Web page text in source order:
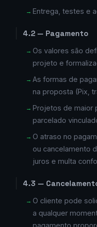
Entrega, testes e
4.2 — Pagamento
Os valores são
projeto e
As formas de
na proposta (Pix,
Projetos de maior
parcelado
O atraso no
ou cancelamento
juros e multa
4.3 —
O cliente pode
a qualquer
pagamento